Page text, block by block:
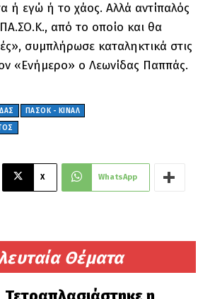
Θέματα
ή εγώ ή το χάος. Αλλά αντίπαλός
από το οποίο και θα
συμπλήρωσε καταληκτικά στις
«Ενήμερο» ο Λεωνίδας Παππάς.
ΠΑΣΟΚ - ΚΙΝΑΛ
X WhatsApp